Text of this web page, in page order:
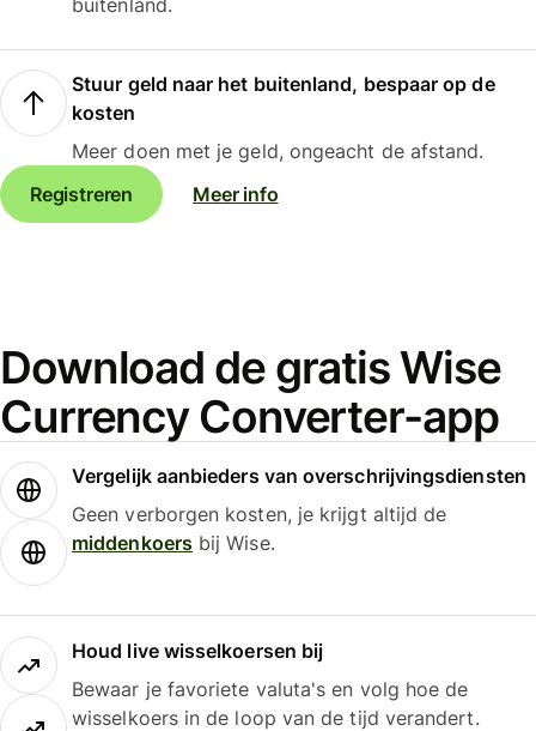
buitenland.
Stuur geld naar het buitenland, bespaar op de
kosten
Meer doen met je geld, ongeacht de afstand.
Registreren
Meer info
Download de gratis Wise
Currency Converter-app
Vergelijk aanbieders van overschrijvingsdiensten
Geen verborgen kosten, je krijgt altijd de
middenkoersbij Wise.
Houd live wisselkoersen bij
Bewaar je favoriete valuta's en volg hoe de
wisselkoers in de loop van de tijd verandert.